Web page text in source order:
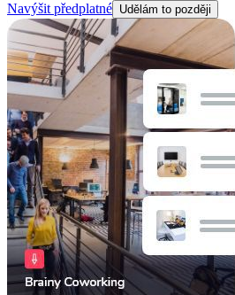
Navýšit předplatné Udělám to později